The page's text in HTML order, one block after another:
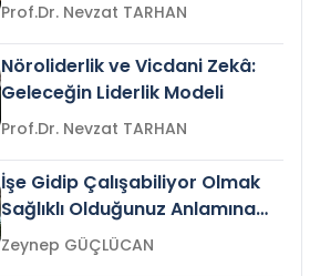
Prof.Dr. Nevzat TARHAN
Nöroliderlik ve Vicdani Zekâ:
Geleceğin Liderlik Modeli
Prof.Dr. Nevzat TARHAN
İşe Gidip Çalışabiliyor Olmak
Sağlıklı Olduğunuz Anlamına
Gelir mi?Zeynep GÜÇLÜCAN